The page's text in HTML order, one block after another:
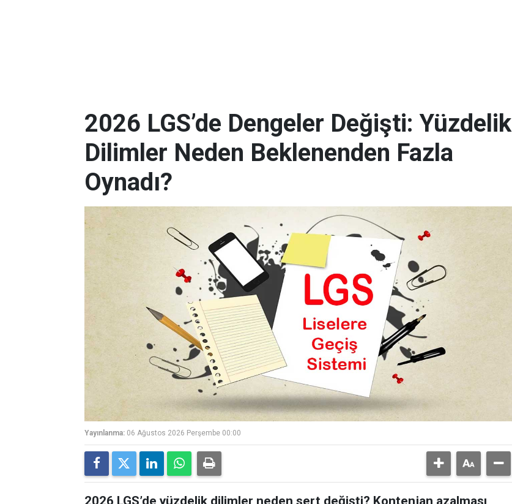
2026 LGS’de Dengeler Değişti: Yüzdelik
Dilimler Neden Beklenenden Fazla
Oynadı?
Yayınlanma: 06 Ağustos 2026 Perşembe 00:00
2026 LGS’de yüzdelik dilimler neden sert değişti? Kontenjan azalması,